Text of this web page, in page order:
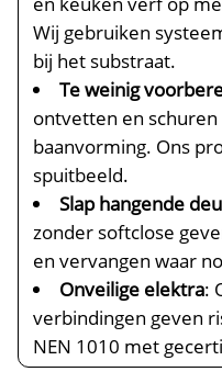
Wij gebruiken
bij het substraat.​
Te weinig
ontvetten en
baanvorming.​ Ons
spuitbeeld.​
Slap hangende
zonder softclose
en vervangen waar
Onveilige elektra:
verbindingen geven
NEN 1010 met